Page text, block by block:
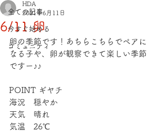
全ての記事
今すぐ始める
コミュニティ
6/11 卵
HDA
2021年6月11日
卵の季節です！あちらこちらでペアに
なる子や、卵が観察できて楽しい季節
ですー♪♪
POINT ギヤチ
海況　穏やか
天気　晴れ
気温　26℃